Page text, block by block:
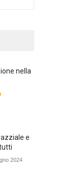
nella
e
2024